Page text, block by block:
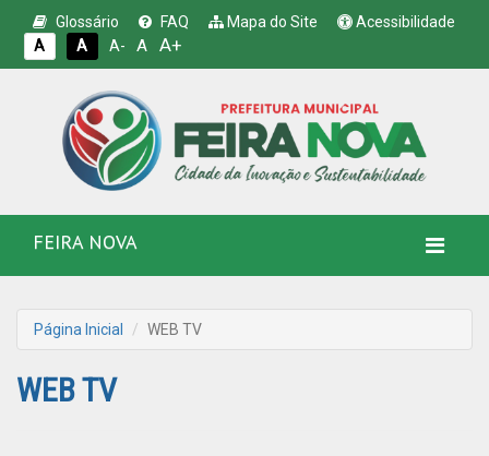
Glossário FAQ Mapa do Site
Acessibilidade
A
A A- A A+
FEIRA NOVA
Página Inicial WEB TV
WEB TV